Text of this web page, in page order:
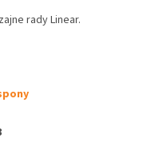
rady Linear.